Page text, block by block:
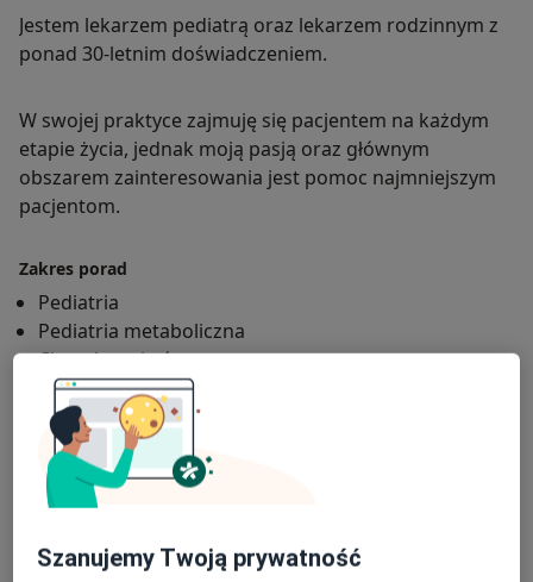
Jestem lekarzem pediatrą oraz lekarzem rodzinnym z
ponad 30-letnim doświadczeniem.
W swojej praktyce zajmuję się pacjentem na każdym
etapie życia, jednak moją pasją oraz głównym
obszarem zainteresowania jest pomoc najmniejszym
pacjentom.
Zakres porad
Pediatria
Pediatria metaboliczna
Choroby zakaźne
Główne obszary pomocy
Szczepienia Infekcje
Rodzaje konsultacji
Szanujemy Twoją prywatność